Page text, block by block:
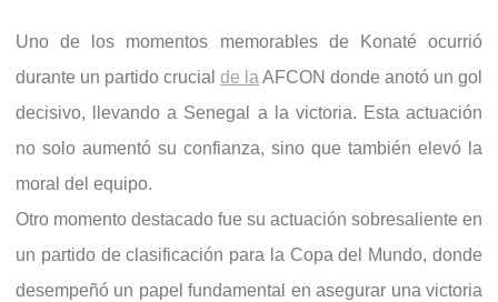
Uno de los momentos memorables de Konaté ocurrió
durante un partido crucial de la AFCON donde anotó un gol
decisivo, llevando a Senegal a la victoria. Esta actuación
no solo aumentó su confianza, sino que también elevó la
moral del equipo.
Otro momento destacado fue su actuación sobresaliente en
un partido de clasificación para la Copa del Mundo, donde
desempeñó un papel fundamental en asegurar una victoria